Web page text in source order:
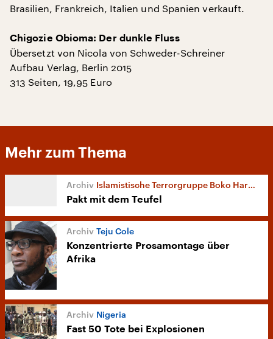
Brasilien, Frankreich, Italien und Spanien verkauft.
Chigozie Obioma: Der dunkle Fluss
Übersetzt von Nicola von Schweder-Schreiner
Aufbau Verlag, Berlin 2015
313 Seiten, 19,95 Euro
Mehr zum Thema
Islamistische Terrorgruppe Boko Haram
Pakt mit dem Teufel
Teju Cole
Konzentrierte Prosamontage über
Afrika
Nigeria
Fast 50 Tote bei Explosionen